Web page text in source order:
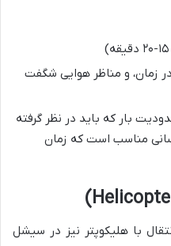
زمان، و مناظر هوایی شگفت
بار که باید در نظر گرفته
مناسب است که زمان
با هلیکوپتر نیز در سیشل